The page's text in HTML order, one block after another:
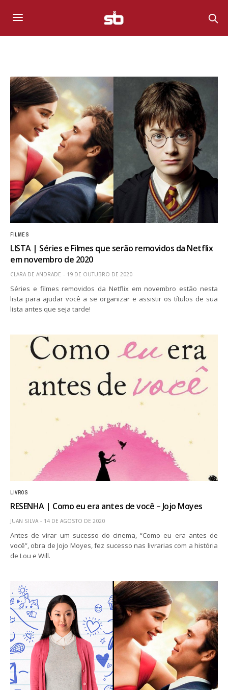
FILMES
LISTA | Séries e Filmes que serão removidos da Netflix
em novembro de 2020
CLARA DE ANDRADE 19 DE OUTUBRO DE 2020
Séries e filmes removidos da Netflix em novembro estão nesta
lista para ajudar você a se organizar e assistir os títulos de sua
lista antes que seja tarde!
LIVROS
RESENHA | Como eu era antes de você – Jojo Moyes
JUAN SILVA 14 DE AGOSTO DE 2020
Antes de virar um sucesso do cinema, “Como eu era antes de
você”, obra de Jojo Moyes, fez sucesso nas livrarias com a história
de Lou e Will.